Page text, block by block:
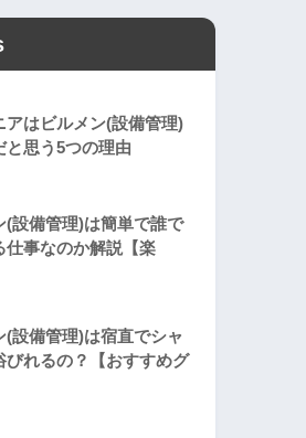
アはビルメン(設備管理)
と思う5つの理由
(設備管理)は簡単で誰で
仕事なのか解説【楽
(設備管理)は宿直でシャ
びれるの？【おすすめグ